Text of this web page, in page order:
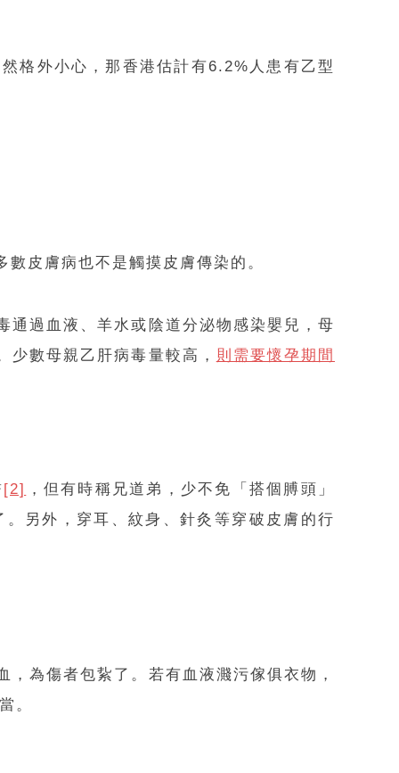
格外小心，那香港估計有6.2%人患有乙型
皮膚病也不是觸摸皮膚傳染的。
通過血液、羊水或陰道分泌物感染嬰兒，母
數母親乙肝病毒量較高， 則需要懷孕期間
[2] ，但有時稱兄道弟，少不免「搭個膊頭」
另外，穿耳、紋身、針灸等穿破皮膚的行
為傷者包紥了。若有血液濺污傢俱衣物，
。